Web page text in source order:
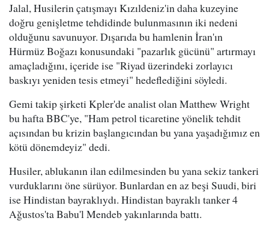
Jalal, Husilerin çatışmayı Kızıldeniz'in daha kuzeyine
doğru genişletme tehdidinde bulunmasının iki nedeni
olduğunu savunuyor. Dışarıda bu hamlenin İran'ın
Hürmüz Boğazı konusundaki "pazarlık gücünü" artırmayı
amaçladığını, içeride ise "Riyad üzerindeki zorlayıcı
baskıyı yeniden tesis etmeyi" hedeflediğini söyledi.
Gemi takip şirketi Kpler'de analist olan Matthew Wright
bu hafta BBC'ye, "Ham petrol ticaretine yönelik tehdit
açısından bu krizin başlangıcından bu yana yaşadığımız en
kötü dönemdeyiz" dedi.
Husiler, ablukanın ilan edilmesinden bu yana sekiz tankeri
vurduklarını öne sürüyor. Bunlardan en az beşi Suudi, biri
ise Hindistan bayraklıydı. Hindistan bayraklı tanker 4
Ağustos'ta Babu'l Mendeb yakınlarında battı.